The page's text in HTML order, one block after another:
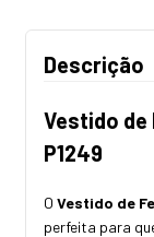
Descrição
Vestido de
P1249
O Vestido de
perfeita para